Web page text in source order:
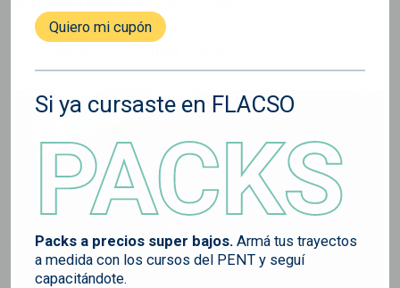
Quiero mi cupón
Si ya cursaste en FLACSO
PACKS
Packs a precios super bajos. Armá tus trayectos
a medida con los cursos del PENT y seguí
capacitándote.